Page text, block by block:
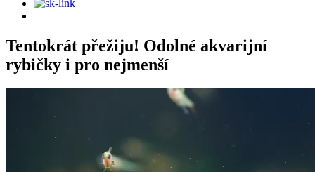
Tentokrát přežiju! Odolné akvarijní
rybičky i pro nejmenší